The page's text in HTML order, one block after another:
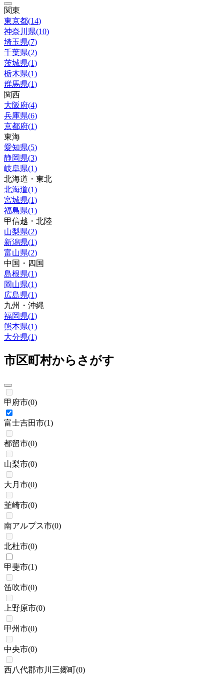
関東
東京都(14)
神奈川県(10)
埼玉県(7)
千葉県(2)
茨城県(1)
栃木県(1)
群馬県(1)
関西
大阪府(4)
兵庫県(6)
京都府(1)
東海
愛知県(5)
静岡県(3)
岐阜県(1)
北海道・東北
北海道(1)
宮城県(1)
福島県(1)
甲信越・北陸
山梨県(2)
新潟県(1)
富山県(2)
中国・四国
島根県(1)
岡山県(1)
広島県(1)
九州・沖縄
福岡県(1)
熊本県(1)
大分県(1)
市区町村からさがす
甲府市(0)
富士吉田市(1)
都留市(0)
山梨市(0)
大月市(0)
韮崎市(0)
南アルプス市(0)
北杜市(0)
甲斐市(1)
笛吹市(0)
上野原市(0)
甲州市(0)
中央市(0)
西八代郡市川三郷町(0)